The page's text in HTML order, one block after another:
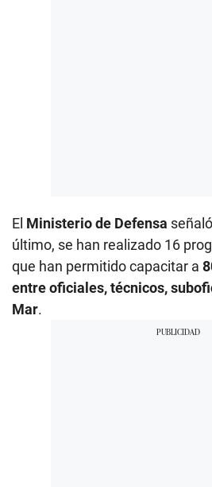
El Ministerio de Defensa
último, se han realizado 16
que han permitido capacitar a
entre oficiales, técnicos,
Mar.